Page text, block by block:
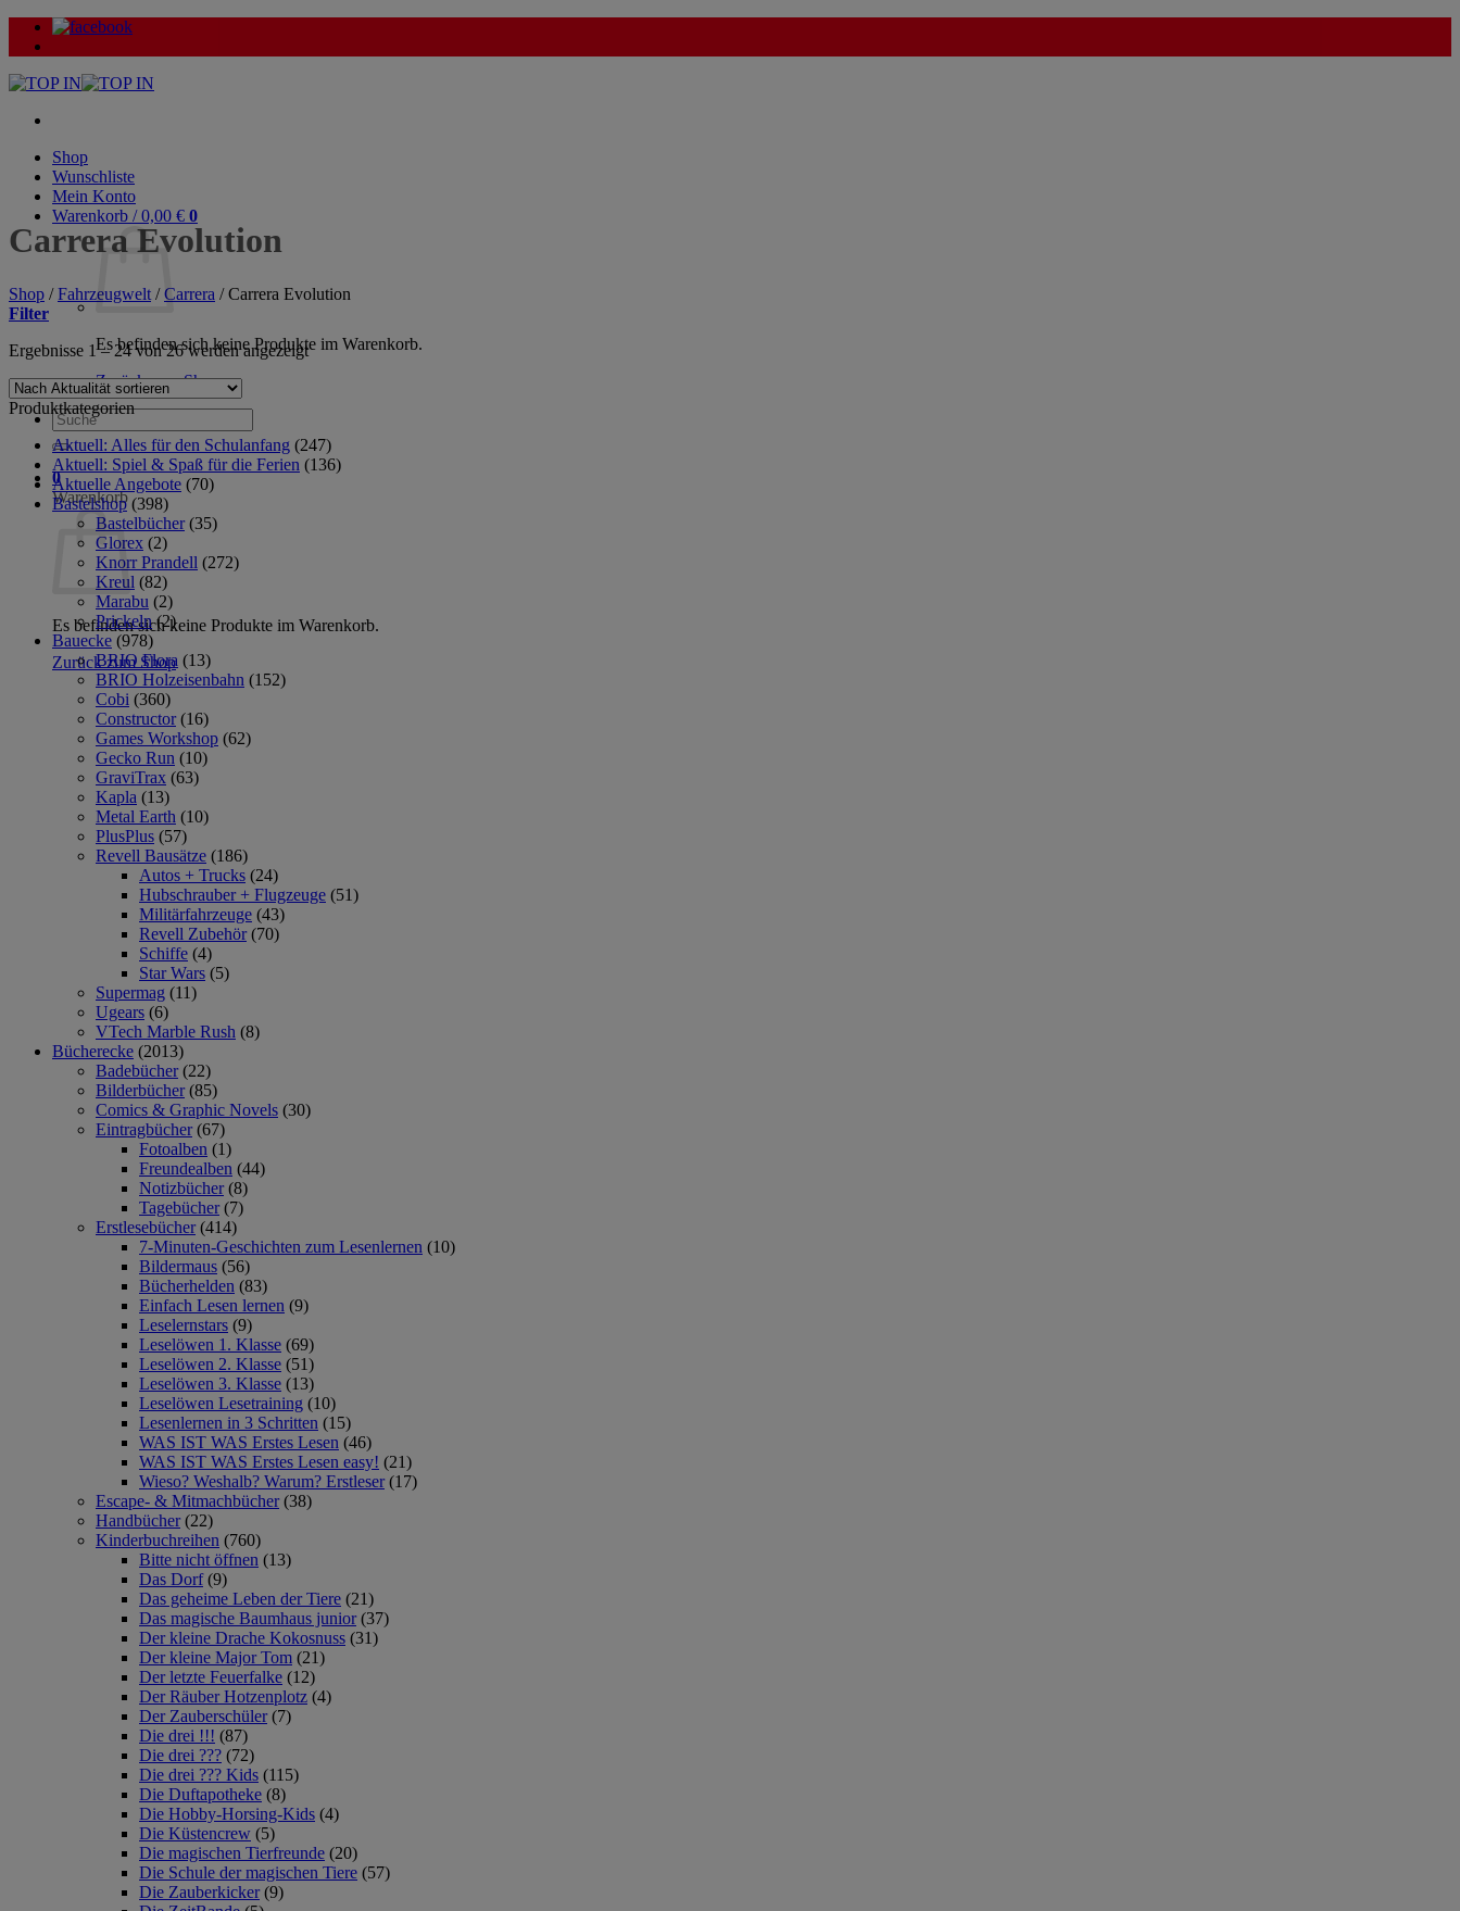
Zum
Inhalt
Shop
Wunschliste
Mein Konto
Warenkorb /0,00 € 0
Es befinden sich keine Produkte im Warenkorb.
Zurück zum Shop
Suche
nach:
0
Warenkorb
Es befinden sich keine Produkte im Warenkorb.
Zurück zum Shop
Carrera Evolution
Shop / Fahrzeugwelt / Carrera /Carrera Evolution
Filter
Ergebnisse 1 – 24 von 26 werden angezeigtNach
Produktkategorien
Aktuell: Alles für den Schulanfang (247)
Aktuell: Spiel & Spaß für die Ferien (136)
Aktuelle Angebote (70)
Bastelshop (398)
Bastelbücher (35)
Glorex (2)
Knorr Prandell (272)
Kreul (82)
Marabu (2)
Prickeln (2)
Bauecke (978)
BRIO Flora (13)
BRIO Holzeisenbahn (152)
Cobi (360)
Constructor (16)
Games Workshop (62)
Gecko Run (10)
GraviTrax (63)
Kapla (13)
Metal Earth (10)
PlusPlus (57)
Revell Bausätze (186)
Autos + Trucks (24)
Hubschrauber + Flugzeuge (51)
Militärfahrzeuge (43)
Revell Zubehör (70)
Schiffe (4)
Star Wars (5)
Supermag (11)
Ugears (6)
VTech Marble Rush (8)
Bücherecke (2013)
Badebücher (22)
Bilderbücher (85)
Comics & Graphic Novels (30)
Eintragbücher (67)
Fotoalben (1)
Freundealben (44)
Notizbücher (8)
Tagebücher (7)
Erstlesebücher (414)
7-Minuten-Geschichten zum Lesenlernen (10)
Bildermaus (56)
Bücherhelden (83)
Einfach Lesen lernen (9)
Leselernstars (9)
Leselöwen 1. Klasse (69)
Leselöwen 2. Klasse (51)
Leselöwen 3. Klasse (13)
Leselöwen Lesetraining (10)
Lesenlernen in 3 Schritten (15)
WAS IST WAS Erstes Lesen (46)
WAS IST WAS Erstes Lesen easy! (21)
Wieso? Weshalb? Warum? Erstleser (17)
Escape- & Mitmachbücher (38)
Handbücher (22)
Kinderbuchreihen (760)
Bitte nicht öffnen (13)
Das Dorf (9)
Das geheime Leben der Tiere (21)
Das magische Baumhaus junior (37)
Der kleine Drache Kokosnuss (31)
Der kleine Major Tom (21)
Der letzte Feuerfalke (12)
Der Räuber Hotzenplotz (4)
Der Zauberschüler (7)
Die drei !!! (87)
Die drei ??? (72)
Die drei ??? Kids (115)
Die Duftapotheke (8)
Die Hobby-Horsing-Kids (4)
Die Küstencrew (5)
Die magischen Tierfreunde (20)
Die Schule der magischen Tiere (57)
Die Zauberkicker (9)